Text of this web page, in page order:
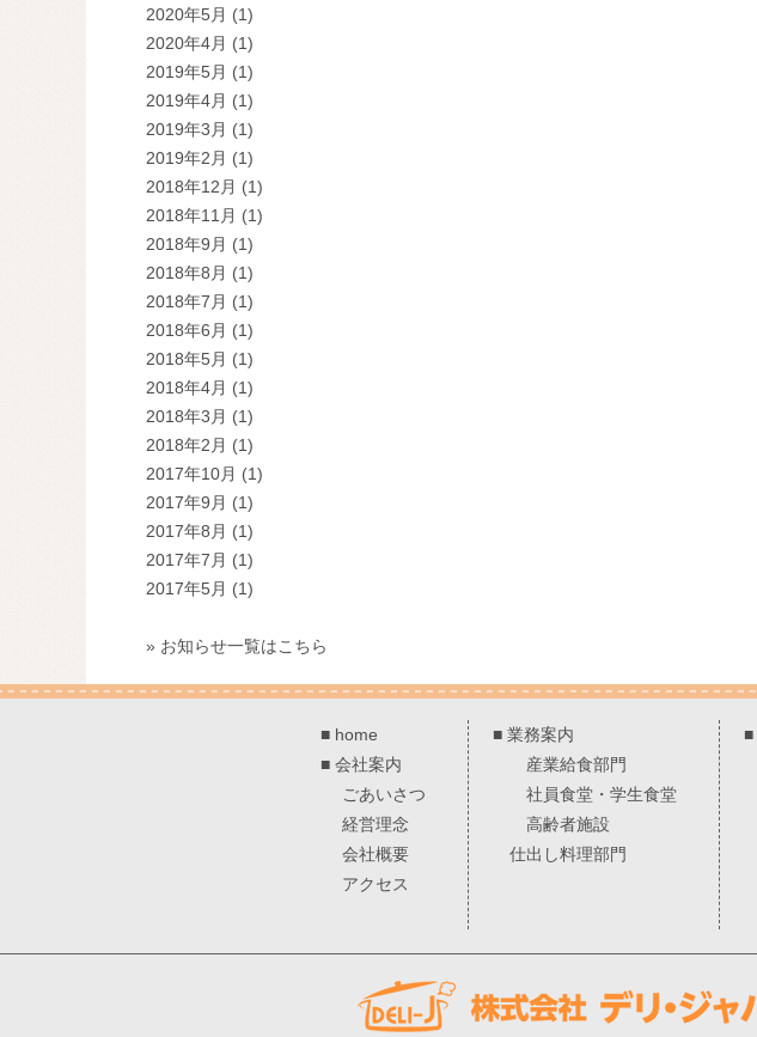
2020年5月 (1)
2020年4月 (1)
2019年5月 (1)
2019年4月 (1)
2019年3月 (1)
2019年2月 (1)
2018年12月 (1)
2018年11月 (1)
2018年9月 (1)
2018年8月 (1)
2018年7月 (1)
2018年6月 (1)
2018年5月 (1)
2018年4月 (1)
2018年3月 (1)
2018年2月 (1)
2017年10月 (1)
2017年9月 (1)
2017年8月 (1)
2017年7月 (1)
2017年5月 (1)
» お知らせ一覧はこちら
■ home
■ 会社案内
ごあいさつ
経営理念
会社概要
アクセス
■ 業務案内
産業給食部門
社員食堂・学生食堂
高齢者施設
仕出し料理部門
■